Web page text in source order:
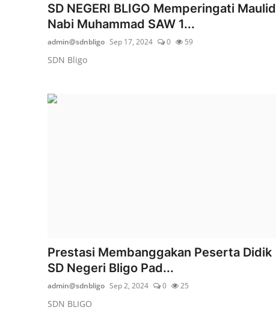
SD NEGERI BLIGO Memperingati Maulid
Nabi Muhammad SAW 1...
admin@sdnbligo Sep 17, 2024 0 59
SDN Bligo
Prestasi Membanggakan Peserta Didik
SD Negeri Bligo Pad...
admin@sdnbligo Sep 2, 2024 0 25
SDN BLIGO